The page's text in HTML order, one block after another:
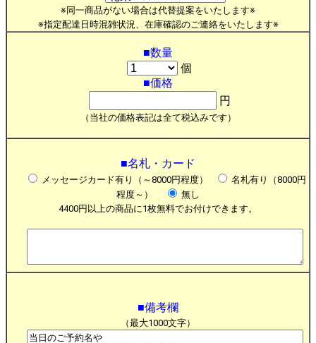
※同一商品がない場合は代替提案をいたします※
※指定配達日時混雑状況、在庫確認のご連絡をいたします※
■数量
個
■価格
円
（当社の価格表記は全て税込みです）
■名札・カード
メッセージカード有り（～8000円程度）
名札有り（8000円
程度～）
無し
4400円以上の商品に1枚無料でお付けできます。
■備考欄
（最大1000文字）